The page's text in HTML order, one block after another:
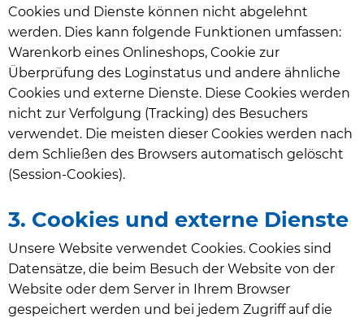
Cookies und Dienste können nicht abgelehnt
werden. Dies kann folgende Funktionen umfassen:
Warenkorb eines Onlineshops, Cookie zur
Überprüfung des Loginstatus und andere ähnliche
Cookies und externe Dienste. Diese Cookies werden
nicht zur Verfolgung (Tracking) des Besuchers
verwendet. Die meisten dieser Cookies werden nach
dem Schließen des Browsers automatisch gelöscht
(Session-Cookies).
3. Cookies und externe Dienste
Unsere Website verwendet Cookies. Cookies sind
Datensätze, die beim Besuch der Website von der
Website oder dem Server in Ihrem Browser
gespeichert werden und bei jedem Zugriff auf die